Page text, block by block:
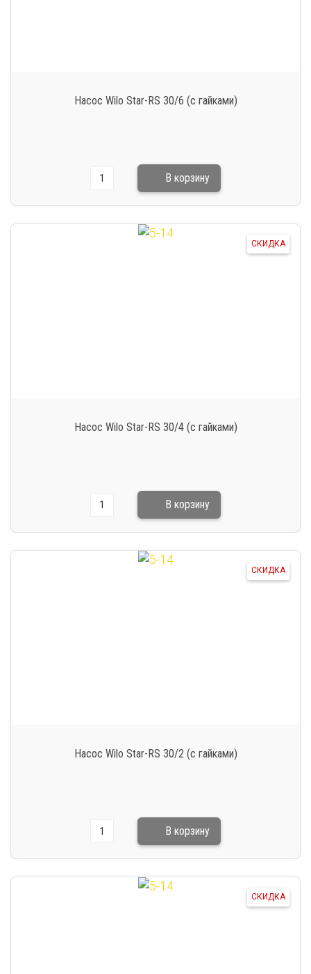
Насос Wilo Star-RS 30/6 (с гайками)
СКИДКА
Насос Wilo Star-RS 30/4 (с гайками)
СКИДКА
Насос Wilo Star-RS 30/2 (с гайками)
СКИДКА